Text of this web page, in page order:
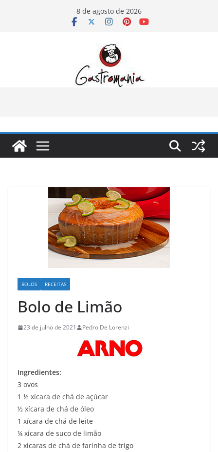
8 de agosto de 2026
BOLOS RECEITAS
Bolo de Limão
23 de julho de 2021 Pedro De Lorenzi
Ingredientes:
3 ovos
1 ½ xícara de chá de açúcar
½ xícara de chá de óleo
1 xícara de chá de leite
¼ xícara de suco de limão
2 xícaras de chá de farinha de trigo